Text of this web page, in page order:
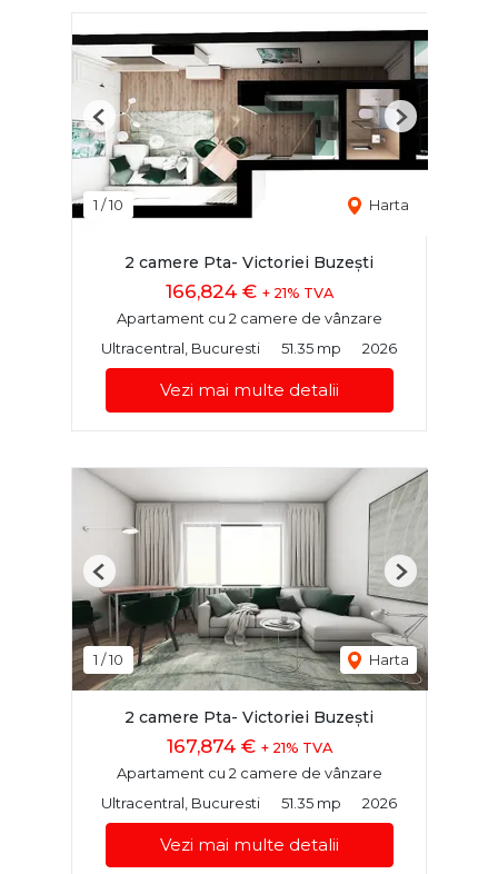
1 /10 Harta
Previous Next
2 camere Pta- Victoriei Buzești
166,824 € + 21% TVA
Apartament cu 2 camere de vânzare
Ultracentral, Bucuresti
51.35 mp 2026
Vezi mai multe detalii
1 /10 Harta
Previous Next
2 camere Pta- Victoriei Buzești
167,874 € + 21% TVA
Apartament cu 2 camere de vânzare
Ultracentral, Bucuresti
51.35 mp 2026
Vezi mai multe detalii